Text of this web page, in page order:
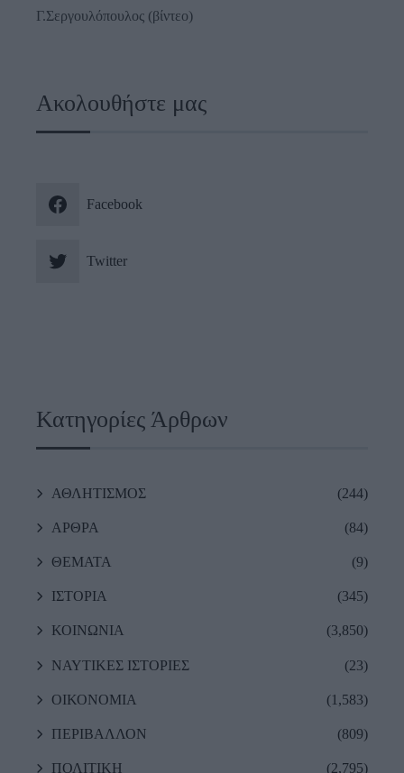
Γ.Σεργουλόπουλος (βίντεο)
Ακολουθήστε μας
Facebook
Twitter
Κατηγορίες Άρθρων
ΑΘΛΗΤΙΣΜΟΣ (244)
ΑΡΘΡΑ (84)
ΘΕΜΑΤΑ (9)
ΙΣΤΟΡΙΑ (345)
ΚΟΙΝΩΝΙΑ (3,850)
ΝΑΥΤΙΚΕΣ ΙΣΤΟΡΙΕΣ (23)
ΟΙΚΟΝΟΜΙΑ (1,583)
ΠΕΡΙΒΑΛΛΟΝ (809)
ΠΟΛΙΤΙΚΗ (2,795)